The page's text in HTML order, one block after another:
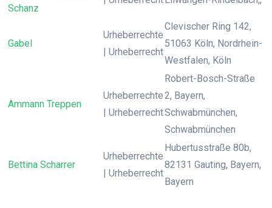
Schanz
Gabel
Urheberrechte
| Urheberrecht
Clevischer Ring 142,
51063 Köln, Nordrhein-
Westfalen, Köln
Ammann Treppen
Urheberrechte
| Urheberrecht
Robert-Bosch-Straße
2, Bayern,
Schwabmünchen,
Schwabmünchen
Bettina Scharrer
Urheberrechte
| Urheberrecht
Hubertusstraße 80b,
82131 Gauting, Bayern,
Bayern